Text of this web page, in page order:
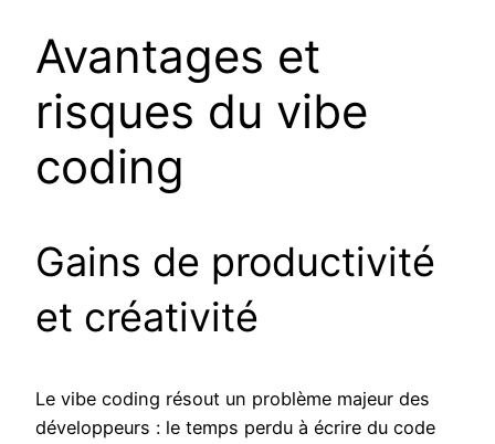
Avantages et
risques du vibe
coding
Gains de productivité
et créativité
Le vibe coding résout un problème majeur des
développeurs : le temps perdu à écrire du code